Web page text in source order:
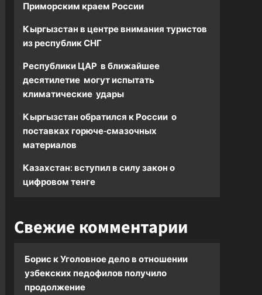
Приморским краем России
Кыргызстан в центре внимания туристов
из республик СНГ
Республики ЦАР в ближайшее
десятилетие могут испытать
климатические удары
Кыргызстан обратился к России о
поставках горюче-смазочных
материалов
Казахстан: вступил в силу закон о
цифровом тенге
Свежие комментарии
БорискУголовное дело в отношении
узбекских педофилов получило
продолжение